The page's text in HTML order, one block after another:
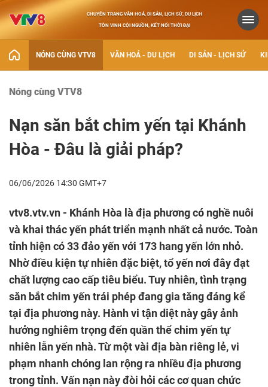
CHUYÊN TRANG VĂN HOÁ, DI SẢN, LỊCH SỬ, DU LỊCH
TÔN VINH CỘI NGUỒN, KẾT NỐI THỜI ĐẠI
NÓNG CÙNG VTV8 VĂN HOÁ - DU LỊCH DI SẢN - LỊCH SỬ
Nóng cùng VTV8
Nạn săn bắt chim yến tại Khánh
Hòa - Đâu là giải pháp?
06/06/2026 14:30 GMT+7
vtv8.vtv.vn - Khánh Hòa là địa phương có nghề nuôi
và khai thác yến phát triển mạnh nhất cả nước. Toàn
tỉnh hiện có 33 đảo yến với 173 hang yến lớn nhỏ.
Nhờ điều kiện tự nhiên đặc biệt, tổ yến nơi đây đạt
chất lượng cao cấp tiêu biểu. Tuy nhiên, tình trạng
săn bắt chim yến trái phép đang gia tăng đáng kể
tại địa phương này. Hành vi tận diệt này gây ảnh
hưởng nghiêm trọng đến quần thể chim yến tự
nhiên lẫn yến nhà. Từ một vài địa bàn riêng lẻ, vi
phạm nhanh chóng lan rộng ra nhiều địa phương
trong tỉnh. Vấn nạn này đòi hỏi các cơ quan chức